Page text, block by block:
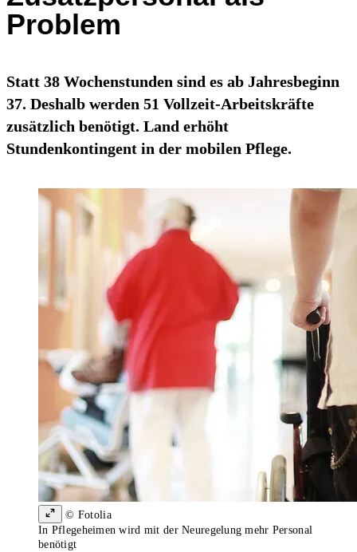
Problem
Statt 38 Wochenstunden sind es ab Jahresbeginn
37. Deshalb werden 51 Vollzeit-Arbeitskräfte
zusätzlich benötigt. Land erhöht
Stundenkontingent in der mobilen Pflege.
© Fotolia
In Pflegeheimen wird mit der Neuregelung mehr Personal
benötigt